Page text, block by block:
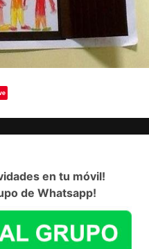
en tu móvil!
de Whatsapp!